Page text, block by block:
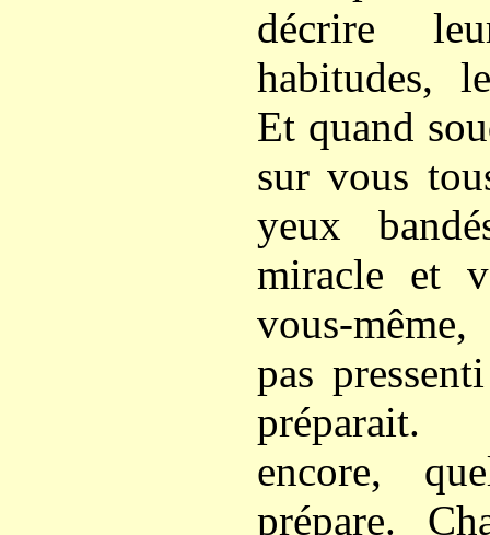
décrire
habitudes,
Et quand
sur vous
yeux
miracle et
vous-
pas
préparait.
encore,
prépare.